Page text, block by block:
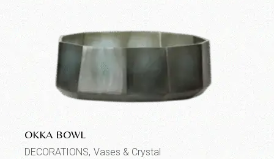
OKKA BOWL
DECORATIONS Vases & Crystal